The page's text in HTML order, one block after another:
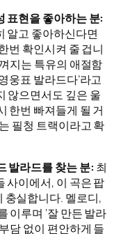
표현을 좋아하는 분:
알고 좋아하신다면
번 확인시켜 줄 겁니
지는 특유의 애절함
웅표 발라드다’라고
않으면서도 깊은 울
한번 빠져들게 될 거
필청 트랙이라고 확
발라드를 찾는 분: 최
사이에서, 이 곡은 팝
충실합니다. 멜로디,
이루며 ‘잘 만든 발라
담 없이 편안하게 들